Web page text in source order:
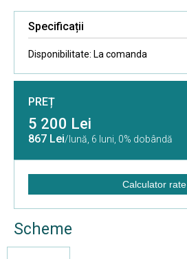
Specificații
Disponibilitate: La comanda
PREȚ
5 200 Lei
867 Lei/lună, 6 luni, 0% dobândă
Calculator rate
Scheme